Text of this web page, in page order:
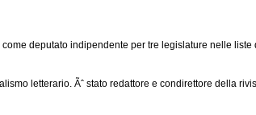
deputato indipendente per tre legislature nelle liste
letterario. Ãˆ stato redattore e condirettore della